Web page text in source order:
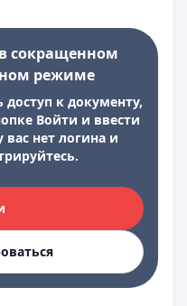
сокращенном
режиме
к документу,
Войти и ввести
вас нет логина и